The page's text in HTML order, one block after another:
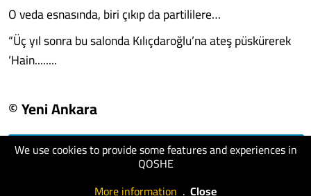
We use cookies to provide some features and experiences in
QOSHE
More information . Close
O veda esnasında, biri çıkıp da partililere…
“Üç yıl sonra bu salonda Kılıçdaroğlu’na ateş püskürerek
‘Hain........
© Yeni Ankara
visit website